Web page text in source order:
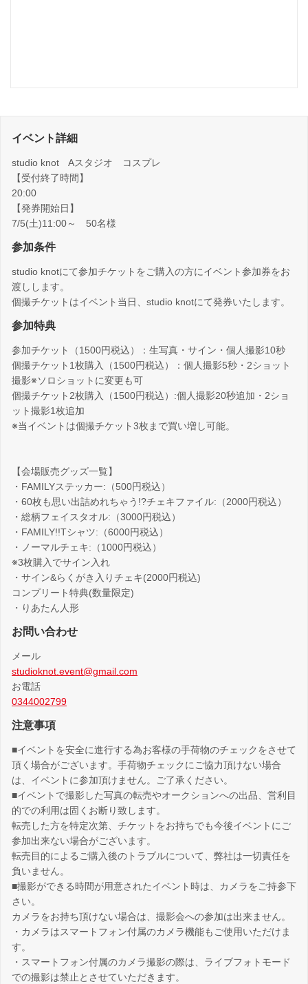
イベント詳細
studio knot Aスタジオ コスプレ
【受付終了時間】
20:00
【発券開始日】
7/5(土)11:00～ 50名様
参加条件
studio knotにて参加チケットをご購入の方にイベント参加券をお
渡しします。
個撮チケットはイベント当日、studio knotにて発券いたします。
参加特典
参加チケット（1500円税込）：生写真・サイン・個人撮影10秒
個撮チケット1枚購入（1500円税込）：個人撮影5秒・2ショット
撮影※ソロショットに変更も可
個撮チケット2枚購入（1500円税込）:個人撮影20秒追加・2ショ
ット撮影1枚追加
※当イベントは個撮チケット3枚まで買い増し可能。
【会場販売グッズ一覧】
・FAMILYステッカー:（500円税込）
・60枚も思い出詰めれちゃう!?チェキファイル:（2000円税込）
・総柄フェイスタオル:（3000円税込）
・FAMILY!!Tシャツ:（6000円税込）
・ノーマルチェキ:（1000円税込）
※3枚購入でサイン入れ
・サイン&らくがき入りチェキ(2000円税込)
コンプリート特典(数量限定)
・りあたん人形
お問い合わせ
メール
studioknot.event@gmail.com
お電話
0344002799
注意事項
■イベントを安全に進行する為お客様の手荷物のチェックをさせて
頂く場合がございます。手荷物チェックにご協力頂けない場合
は、イベントに参加頂けません。ご了承ください。
■イベントで撮影した写真の転売やオークションへの出品、営利目
的での利用は固くお断り致します。
転売した方を特定次第、チケットをお持ちでも今後イベントにご
参加出来ない場合がございます。
転売目的によるご購入後のトラブルについて、弊社は一切責任を
負いません。
■撮影ができる時間が用意されたイベント時は、カメラをご持参下
さい。
カメラをお持ち頂けない場合は、撮影会への参加は出来ません。
・カメラはスマートフォン付属のカメラ機能もご使用いただけま
す。
・スマートフォン付属のカメラ撮影の際は、ライブフォトモード
での撮影は禁止とさせていただきます。